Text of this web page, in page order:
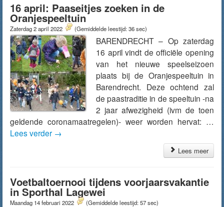
16 april: Paaseitjes zoeken in de
Oranjespeeltuin
Zaterdag 2 april 2022 (Gemiddelde leestijd: 36 sec)
BARENDRECHT – Op zaterdag
16 april vindt de officiële opening
van het nieuwe speelseizoen
plaats bij de Oranjespeeltuin in
Barendrecht. Deze ochtend zal
de paastraditie in de speeltuin -na
2 jaar afwezigheid (ivm de toen
geldende coronamaatregelen)- weer worden hervat: …
Lees verder →
Lees meer
Voetbaltoernooi tijdens voorjaarsvakantie
in Sporthal Lagewei
Maandag 14 februari 2022 (Gemiddelde leestijd: 57 sec)